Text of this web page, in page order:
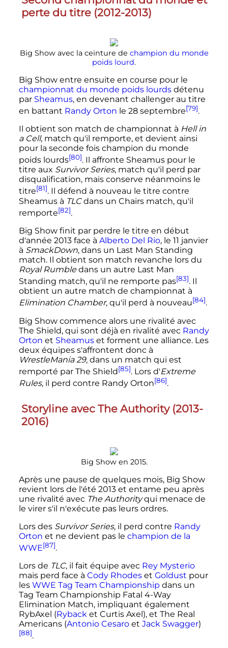
perte du titre (2012-2013)
Big Show avec la ceinture de champion du monde
poids lourd.
Big Show entre ensuite en course pour le
championnat du monde poids lourdsdétenu
par Sheamus, en devenant challenger au titre
en battant Randy Orton le 28 septembre[79].
Il obtient son match de championnat à Hell in
a Cell, match qu'il remporte, et devient ainsi
pour la seconde fois champion du monde
poids lourds[80]. Il affronte Sheamus pour le
titre aux Survivor Series, match qu'il perd par
disqualification, mais conserve néanmoins le
titre[81]. Il défend à nouveau le titre contre
Sheamus à TLCdans un Chairs match, qu'il
remporte[82].
Big Show finit par perdre le titre en début
d'année 2013 face à Alberto Del Rio, le 11 janvier
à SmackDown, dans un Last Man Standing
match. Il obtient son match revanche lors du
Royal Rumbledans un autre Last Man
Standing match, qu'il ne remporte pas[83]. Il
obtient un autre match de championnat à
Elimination Chamber, qu'il perd à nouveau[84].
Big Show commence alors une rivalité avec
The Shield, qui sont déjà en rivalité avec Randy
Orton et Sheamuset forment une alliance. Les
deux équipes s'affrontent donc à
WrestleMania 29, dans un match qui est
remporté par The Shield[85]. Lors d'Extreme
Rules, il perd contre Randy Orton[86].
Storyline avec The Authority (2013-
2016)
Big Show en 2015.
Après une pause de quelques mois, Big Show
revient lors de l'été 2013 et entame peu après
une rivalité avec The Authorityqui menace de
le virer s'il n'exécute pas leurs ordres.
Lors des Survivor Series, il perd contre Randy
Orton et ne devient pas le champion de la
WWE[87].
Lors de TLC, il fait équipe avec Rey Mysterio
mais perd face à Cody Rhodeset Goldust pour
les WWE Tag Team Championship dans un
Tag Team Championship Fatal 4-Way
Elimination Match, impliquant également
RybAxel (Rybacket Curtis Axel), et The Real
Americans (Antonio Cesaroet Jack Swagger)
[88].